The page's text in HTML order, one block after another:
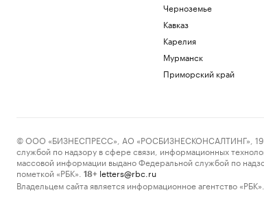
Черноземье
Кавказ
Карелия
Мурманск
Приморский край
© ООО «БИЗНЕСПРЕСС», АО «РОСБИЗНЕСКОНСАЛТИНГ»,
службой по надзору в сфере связи, информационных
массовой информации выдано Федеральной службой по
пометкой «РБК».
18+ letters@rbc.ru
Владельцем сайта является информационное агентство «РБК».